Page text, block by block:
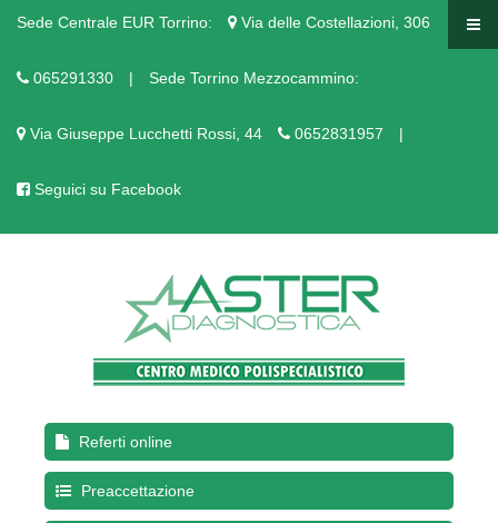
Sede Centrale EUR Torrino: Via delle Costellazioni, 306
065291330 | Sede Torrino Mezzocammino:
Via Giuseppe Lucchetti Rossi, 44 0652831957 |
Seguici su Facebook
Referti online
Preaccettazione